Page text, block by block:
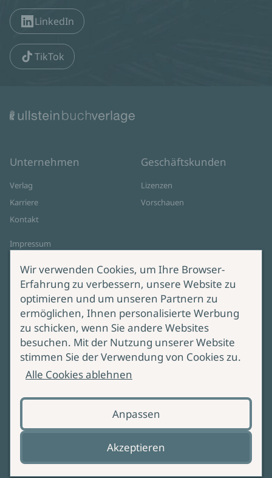
LinkedIn
TikTok
Unternehmen
Verlag
Karriere
Kontakt
Impressum
Cookie-Einstellungen
AGB Online Shop
Geschäftskunden
Lizenzen
Vorschauen
Service
Lieferung & Versand
Produktsicherheit
Bei Fragen zur Produktsicherheit
wenden Sie sich bitte an
Wir verwenden Cookies, um Ihre Browser-
Erfahrung zu verbessern, unsere Website zu
optimieren und um unseren Partnern zu
ermöglichen, Ihnen personalisierte Werbung
zu schicken, wenn Sie andere Websites
besuchen. Mit der Nutzung unserer Website
stimmen Sie der Verwendung von Cookies zu.
Alle Cookies ablehnen
Anpassen
Akzeptieren